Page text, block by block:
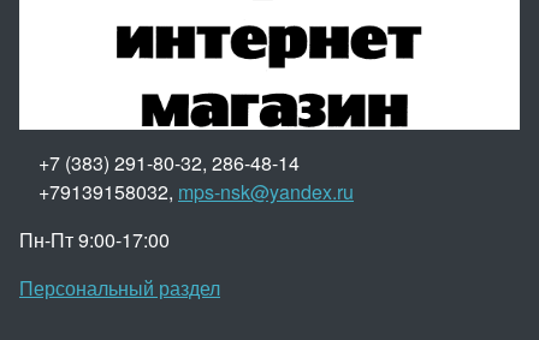
+7 (383) 291-80-32, 286-48-14
+79139158032, mps-nsk@yandex.ru
Пн-Пт 9:00-17:00
Персональный раздел